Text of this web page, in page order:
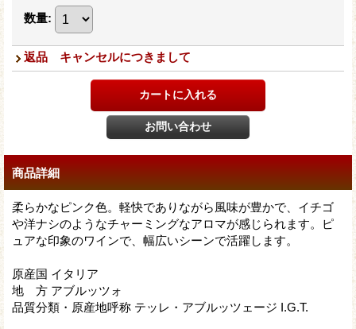
数量:
返品 キャンセルにつきまして
商品詳細
柔らかなピンク色。軽快でありながら風味が豊かで、イチゴ
や洋ナシのようなチャーミングなアロマが感じられます。ピ
ュアな印象のワインで、幅広いシーンで活躍します。
原産国 イタリア
地 方 アブルッツォ
品質分類・原産地呼称 テッレ・アブルッツェージ I.G.T.